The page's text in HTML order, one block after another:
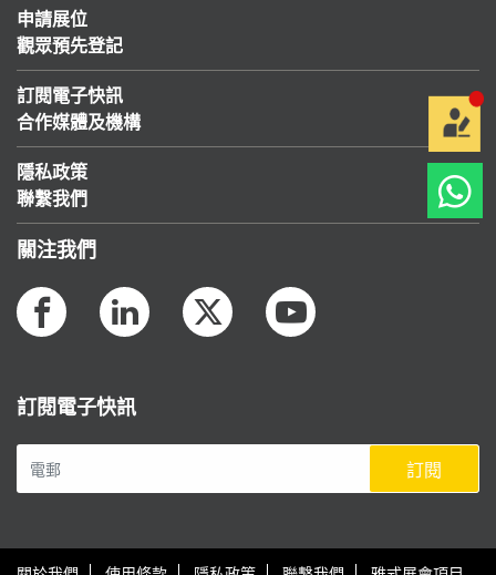
申請展位
觀眾預先登記
訂閱電子快訊
合作媒體及機構
隱私政策
聯繫我們
關注我們
訂閱電子快訊
訂閱